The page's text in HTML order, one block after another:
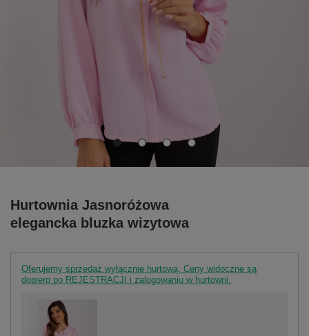
Hurtownia Jasnoróżowa
elegancka bluzka wizytowa
Oferujemy sprzedaż wyłącznie hurtową. Ceny widoczne są
dopiero po REJESTRACJI i zalogowaniu w hurtowni.